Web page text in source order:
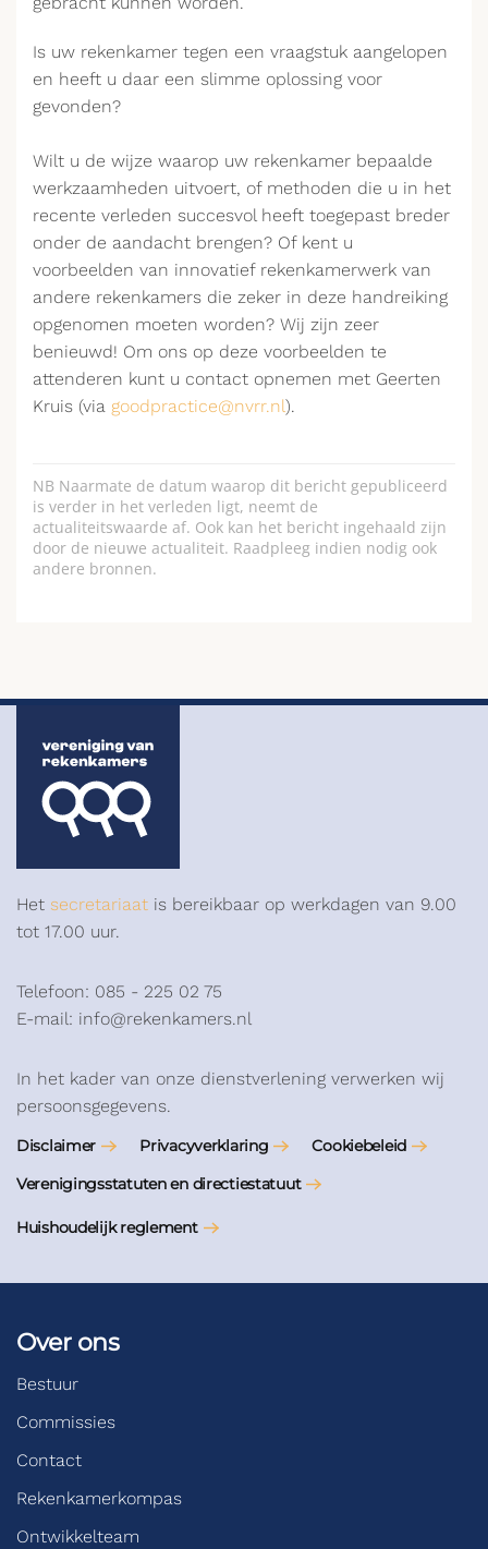
Is uw rekenkamer tegen een vraagstuk aangelopen
en heeft u daar een slimme oplossing voor
gevonden?
Wilt u de wijze waarop uw rekenkamer bepaalde
werkzaamheden uitvoert, of methoden die u in het
recente verleden succesvol heeft toegepast breder
onder de aandacht brengen? Of kent u
voorbeelden van innovatief rekenkamerwerk van
andere rekenkamers die zeker in deze handreiking
opgenomen moeten worden? Wij zijn zeer
benieuwd! Om ons op deze voorbeelden te
attenderen kunt u contact opnemen met Geerten
Kruis (via goodpractice@nvrr.nl).
NB Naarmate de datum waarop dit bericht gepubliceerd
is verder in het verleden ligt, neemt de
actualiteitswaarde af. Ook kan het bericht ingehaald zijn
door de nieuwe actualiteit. Raadpleeg indien nodig ook
andere bronnen.
Het secretariaat is bereikbaar op werkdagen van 9.00
tot 17.00 uur.
Telefoon: 085 - 225 02 75
E-mail: info@rekenkamers.nl
In het kader van onze dienstverlening verwerken wij
persoonsgegevens.
Disclaimer Privacyverklaring
Cookiebeleid
Verenigingsstatuten en directiestatuut
Huishoudelijk reglement
Over ons
Bestuur
Commissies
Contact
Rekenkamerkompas
Ontwikkelteam